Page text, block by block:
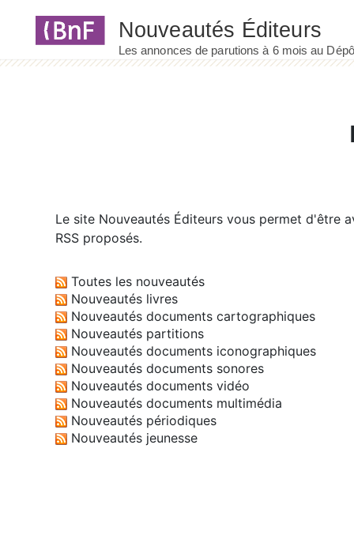
Le site Nouveautés Éditeurs vous permet d'être
RSS proposés.
Toutes les nouveautés
Nouveautés livres
Nouveautés documents cartographiques
Nouveautés partitions
Nouveautés documents iconographiques
Nouveautés documents sonores
Nouveautés documents vidéo
Nouveautés documents multimédia
Nouveautés périodiques
Nouveautés jeunesse